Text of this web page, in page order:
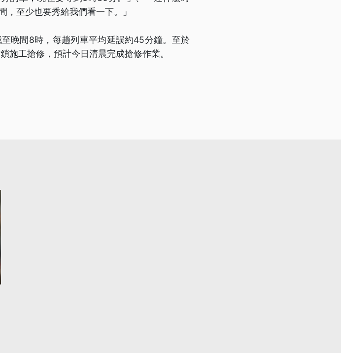
至少也要秀給我們看一下。」
晚間8時，每趟列車平均延誤約45分鐘。至於
施工搶修，預計今日清晨完成搶修作業。